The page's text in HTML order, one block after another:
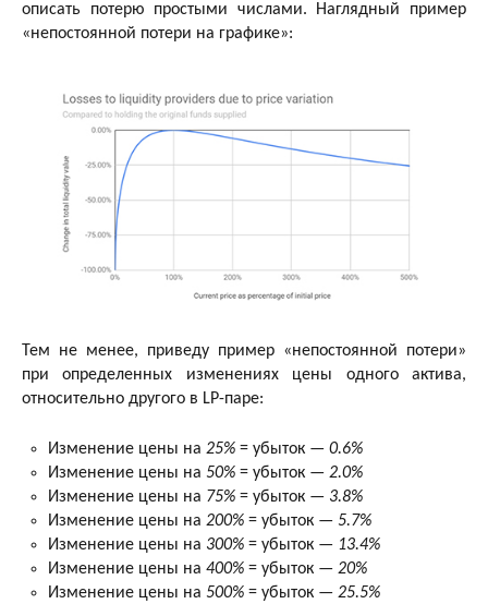
описать потерю простыми числами. Наглядный пример
«непостоянной потери на графике»:
Тем не менее, приведу пример «непостоянной потери»
при определенных изменениях цены одного актива,
относительно другого в LP-паре:
Изменение цены на 25% = убыток — 0.6%
Изменение цены на 50% = убыток — 2.0%
Изменение цены на 75% = убыток — 3.8%
Изменение цены на 200% = убыток — 5.7%
Изменение цены на 300% = убыток — 13.4%
Изменение цены на 400% = убыток — 20%
Изменение цены на 500% = убыток — 25.5%